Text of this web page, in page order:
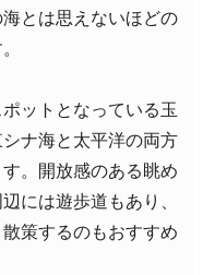
とは思えないほどの
ットとなっている玉
ナ海と太平洋の両方
。開放感のある眺め
には遊歩道もあり、
策するのもおすすめ